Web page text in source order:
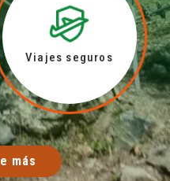
Viajes seguros
más